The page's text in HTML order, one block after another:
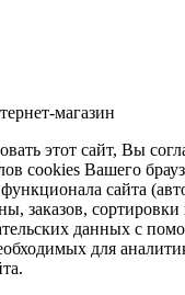
магазин
этот сайт, Вы
cookies Вашего
сайта
заказов,
данных с
для